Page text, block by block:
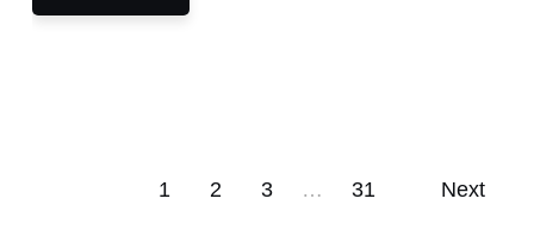
1 2 3 … 31 Next